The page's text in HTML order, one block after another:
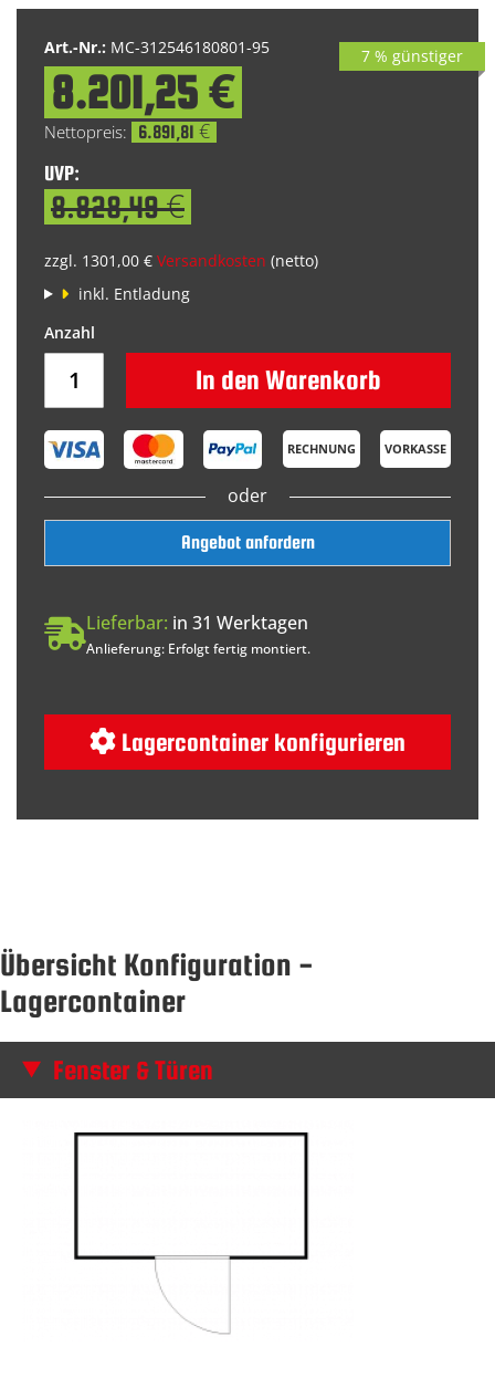
Art.-Nr.: MC-312546180801-95
Special
Price
8.201,25 €
6.891,81 €
UVP:
8.828,49 €
zzgl. 1301,00 € Versandkosten (netto)
inkl. Entladung
In den Warenkorb
RECHNUNG VORKASSE
oder
Angebot anfordern
Lieferbar: in 31 Werktagen
Anlieferung: Erfolgt fertig montiert.
Lagercontainer konfigurieren
7 % günstiger
Übersicht Konfiguration -
Lagercontainer
Fenster & Türen